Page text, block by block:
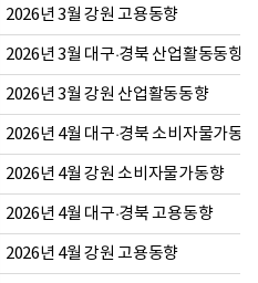
2026년 3월 강원 고용동향
2026년 3월 대구·경북 산업활동동향
2026년 3월 강원 산업활동동향
2026년 4월 대구·경북 소비자물가동향
2026년 4월 강원 소비자물가동향
2026년 4월 대구·경북 고용동향
2026년 4월 강원 고용동향